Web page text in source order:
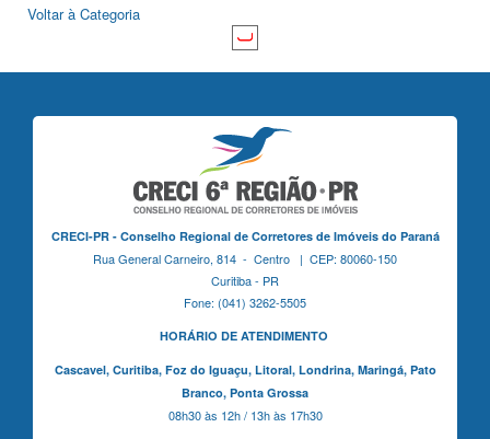
Voltar à Categoria
CRECI-PR - Conselho Regional de Corretores de Imóveis do Paraná
Rua General Carneiro, 814 - Centro | CEP: 80060-150
Curitiba - PR
Fone: (041) 3262-5505
HORÁRIO DE ATENDIMENTO
Cascavel, Curitiba,Foz do Iguaçu, Litoral, Londrina, Maringá, Pato
Branco, Ponta Grossa
08h30 às 12h / 13h às 17h30